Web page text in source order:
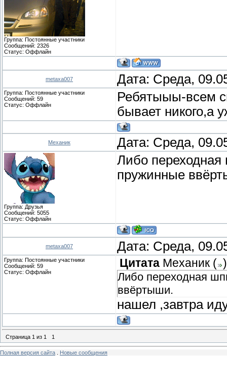
Группа: Постоянные участники
Сообщений: 2326
Статус: Оффлайн
metaxa007 Дата: Среда,
Группа: Постоянные участники
Сообщений: 59
Статус: Оффлайн
Ребятыыы-всем
бывает никого,а
Механик Дата: Среда,
Группа: Друзья
Сообщений: 5055
Статус: Оффлайн
Либо
пружинные
metaxa007 Дата: Среда,
Группа: Постоянные участники
Сообщений: 59
Статус: Оффлайн
Цитата Механик ( )
Либо переходная
ввёртыши.
нашел ,завтра
Страница 1 из 1 1
Полная версия сайта Новые сообщения